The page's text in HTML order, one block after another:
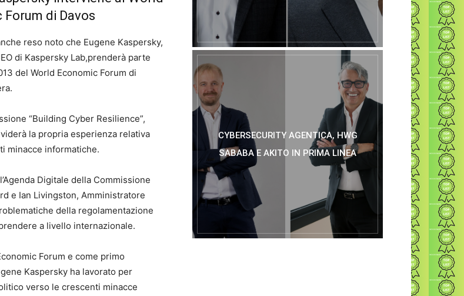
Forum di Davos
reso noto che Eugene Kaspersky,
di Kaspersky Lab,prenderà parte
del World Economic Forum di
“Building Cyber Resilience”,
la propria esperienza relativa
minacce informatiche.
Digitale della Commissione
e Ian Livingston, Amministratore
della regolamentazione
a livello internazionale.
Forum e come primo
Kaspersky ha lavorato per
verso le crescenti minacce
CYBERSECURITY AGENTICA, HWG
SABABA E AKITO IN PRIMA LINEA